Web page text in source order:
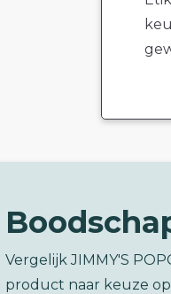
Vergelijk JIMMY'S
product naar keuze